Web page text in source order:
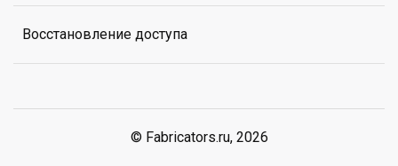
Восстановление доступа
© Fabricators.ru, 2026